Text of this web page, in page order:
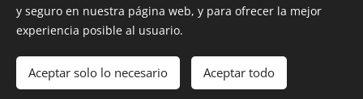
info@astro-ideas.com Lourdes Muñoz todos los derechos
reservados
Creado conWebnode Cookies
y seguro en nuestra página web, y para ofrecer la mejor
experiencia posible al usuario.
Aceptar solo lo necesario Aceptar todo